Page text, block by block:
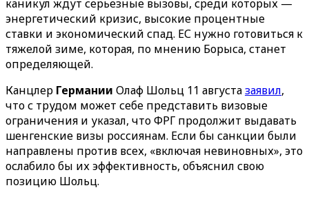
каникул ждут серьезные вызовы, среди которых —
энергетический кризис, высокие процентные
ставки и экономический спад. ЕС нужно готовиться к
тяжелой зиме, которая, по мнению Борыса, станет
определяющей.
Канцлер Германии Олаф Шольц 11 августазаявил,
что с трудом может себе представить визовые
ограничения и указал, что ФРГ продолжит выдавать
шенгенские визы россиянам. Если бы санкции были
направлены против всех, «включая невиновных», это
ослабило бы их эффективность, объяснил свою
позицию Шольц.